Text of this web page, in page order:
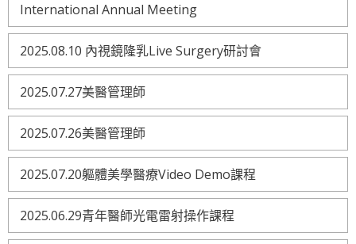
International Annual Meeting
2025.08.10 內視鏡隆乳Live Surgery研討會
2025.07.27美醫管理師
2025.07.26美醫管理師
2025.07.20軀體美學醫療Video Demo課程
2025.06.29青年醫師光電雷射操作課程